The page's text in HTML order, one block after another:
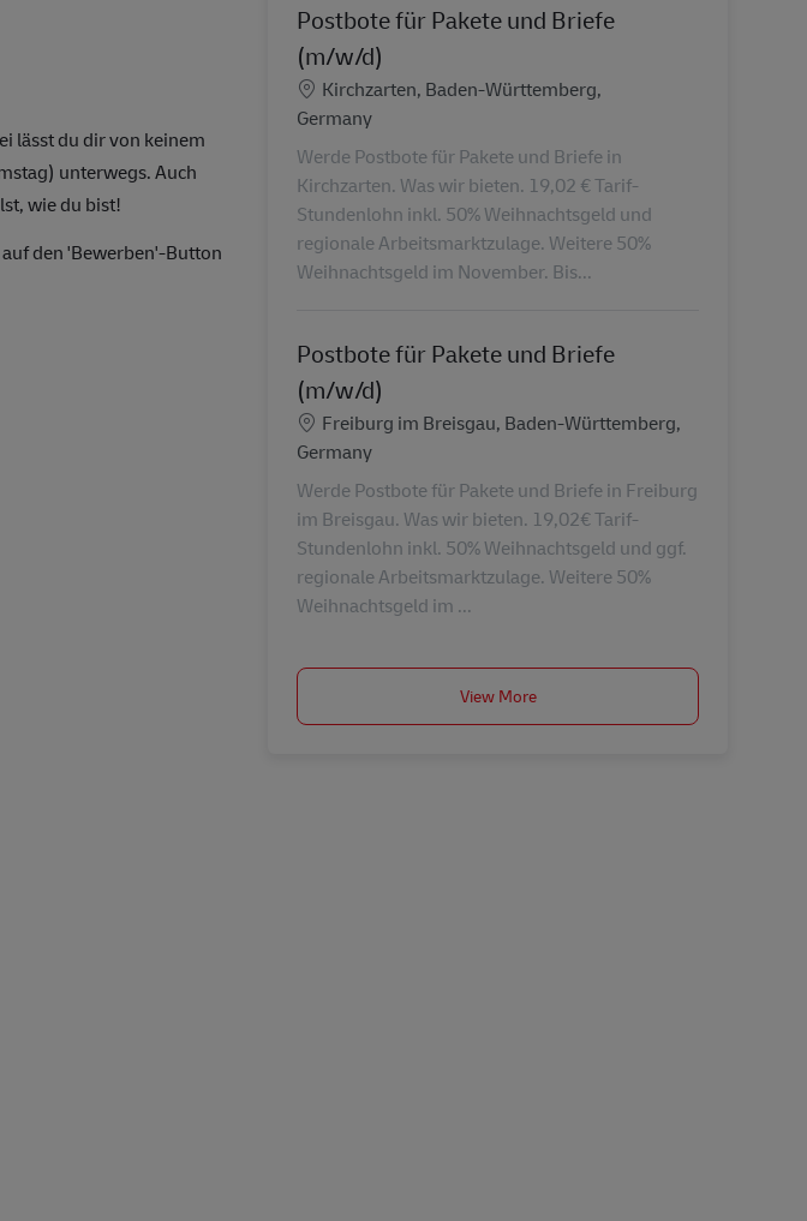
lässt du dir von keinem
unterwegs. Auch
wie du bist!
den 'Bewerben'-Button
Postbote für Pakete und Briefe
(m/w/d)
Lokalizacja
Kirchzarten, Baden-Württemberg,
Germany
Werde Postbote für Pakete und Briefe in
Kirchzarten. Was wir bieten. 19,02 € Tarif-
Stundenlohn inkl. 50% Weihnachtsgeld und
regionale Arbeitsmarktzulage. Weitere 50%
Weihnachtsgeld im November. Bis...
Postbote für Pakete und Briefe
(m/w/d)
Lokalizacja
Freiburg im Breisgau, Baden-Württemberg,
Germany
Werde Postbote für Pakete und Briefe in Freiburg
im Breisgau. Was wir bieten. 19,02€ Tarif-
Stundenlohn inkl. 50% Weihnachtsgeld und ggf.
regionale Arbeitsmarktzulage. Weitere 50%
Weihnachtsgeld im ...
View More